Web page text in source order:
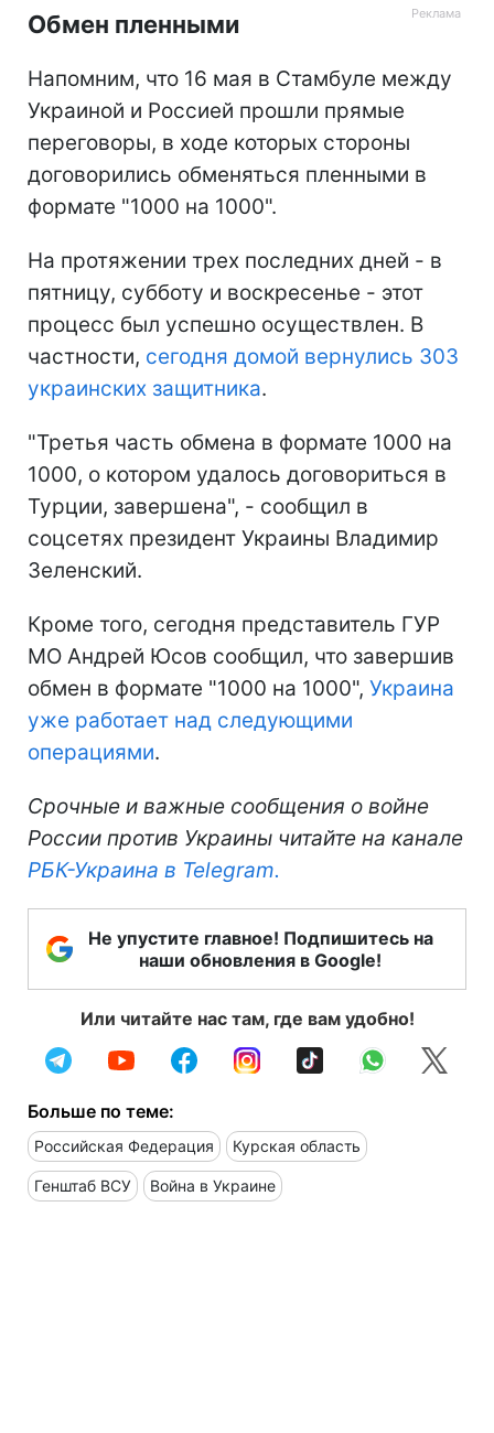
Обмен пленными
Напомним, что 16 мая в Стамбуле между
Украиной и Россией прошли прямые
переговоры, в ходе которых стороны
договорились обменяться пленными в
формате "1000 на 1000".
На протяжении трех последних дней - в
пятницу, субботу и воскресенье - этот
процесс был успешно осуществлен. В
частности, сегодня домой вернулись 303
украинских защитника.
"Третья часть обмена в формате 1000 на
1000, о котором удалось договориться в
Турции, завершена", - сообщил в
соцсетях президент Украины Владимир
Зеленский.
Кроме того, сегодня представитель ГУР
МО Андрей Юсов сообщил, что завершив
обмен в формате "1000 на 1000", Украина
уже работает над следующими
операциями.
Срочные и важные сообщения о войне
России против Украины читайте на канале
РБК-Украина в Telegram.
Не упустите главное! Подпишитесь на
наши обновления в Google!
Или читайте нас там, где вам удобно!
Больше по теме:
Российская Федерация Курская область
Генштаб ВСУ Война в Украине